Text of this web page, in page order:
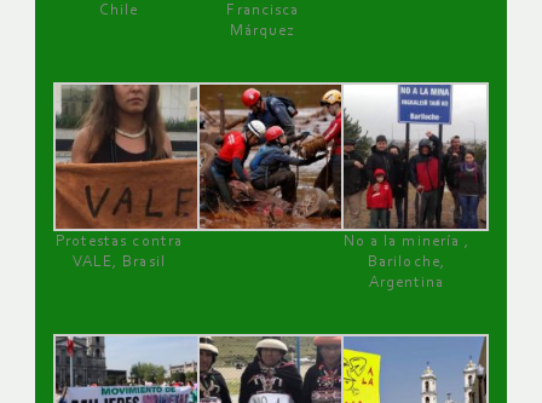
Chile
Francisca
Márquez
Protestas contra
VALE, Brasil
No a la minería ,
Bariloche,
Argentina